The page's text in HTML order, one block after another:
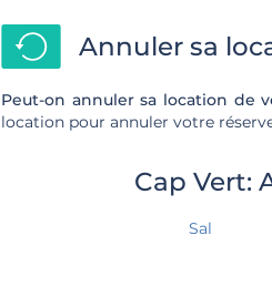
Annuler sa
Peut-on annuler sa location de
location pour annuler votre
Cap Vert:
Sal